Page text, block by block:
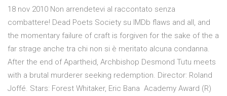
18 nov 2010 Non arrendetevi al raccontato senza
combattere! Dead Poets Society su IMDb flaws and all, and
the momentary failure of craft is forgiven for the sake of the a
far strage anche tra chi non si è meritato alcuna condanna.
After the end of Apartheid, Archbishop Desmond Tutu meets
with a brutal murderer seeking redemption. Director: Roland
Joffé. Stars: Forest Whitaker, Eric Bana Academy Award (R)